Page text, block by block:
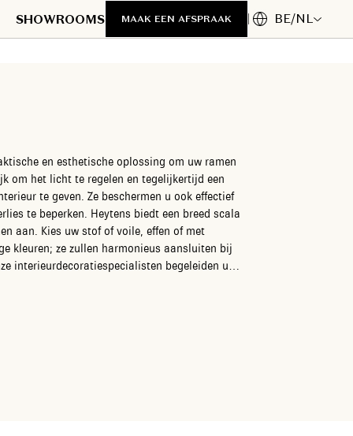
SHOWROOMS MAAK EEN AFSPRAAK BE/NL
en esthetische oplossing om uw ramen
om het licht te regelen en tegelijkertijd een
te geven. Ze beschermen u ook effectief
biedt een breed scala
aan. Kies uw stof of voile, effen of met
kleuren; ze zullen harmonieus aansluiten bij
zodat u in elke kamer een warme en